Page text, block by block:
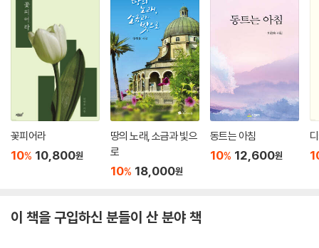
꽃피어라
10% 10,800원
땅의 노래, 소금과 빛으
로
10% 18,000원
동트는 아침
10% 12,600원
이 책을 구입하신 분들이 산 분야 책